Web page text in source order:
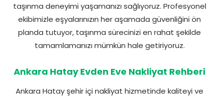
taşınma deneyimi yaşamanızı sağlıyoruz. Profesyonel
ekibimizle eşyalarınızın her aşamada güvenliğini ön
planda tutuyor, taşınma sürecinizi en rahat şekilde
tamamlamanızı mümkün hale getiriyoruz.
Ankara Hatay Evden Eve Nakliyat Rehberi
Ankara Hatay şehir içi nakliyat hizmetinde kaliteyi ve